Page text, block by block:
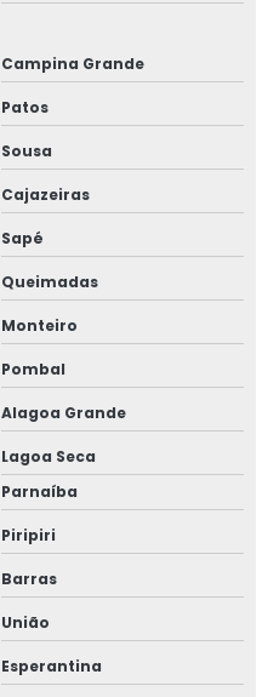
Campina Grande
Patos
Sousa
Cajazeiras
Sapé
Queimadas
Monteiro
Pombal
Alagoa Grande
Lagoa Seca
Parnaíba
Piripiri
Barras
União
Esperantina